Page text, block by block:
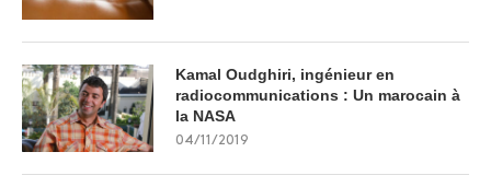
Kamal Oudghiri, ingénieur en
radiocommunications : Un marocain à
la NASA
04/11/2019